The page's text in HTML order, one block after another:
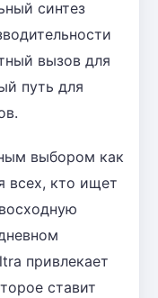
синтез
вызов для
путь для
выбором как
всех, кто ищет
привлекает
ставит